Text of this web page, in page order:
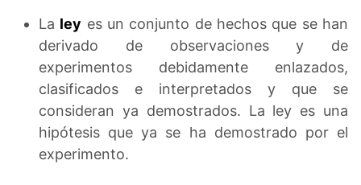
La ley es un conjunto de hechos que se han
derivado de observaciones y de
experimentos debidamente enlazados,
clasificados e interpretados y que se
consideran ya demostrados. La ley es una
hipótesis que ya se ha demostrado por el
experimento.